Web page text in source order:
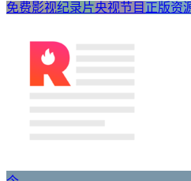
免费影视纪录片央视节目 正版资